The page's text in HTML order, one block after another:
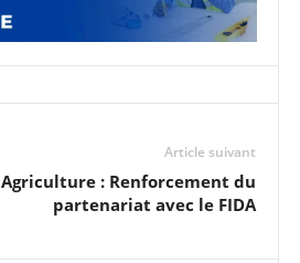
Article suivant
Agriculture : Renforcement du
partenariat avec le FIDA